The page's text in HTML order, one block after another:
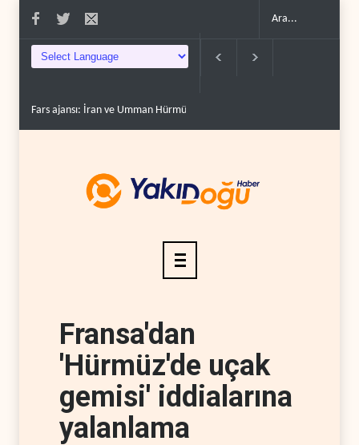
Fars ajansı: İran ve Umman Hürmüz Boğazı için geçiş..
Fransa'dan
'Hürmüz'de uçak
gemisi' iddialarına
yalanlama